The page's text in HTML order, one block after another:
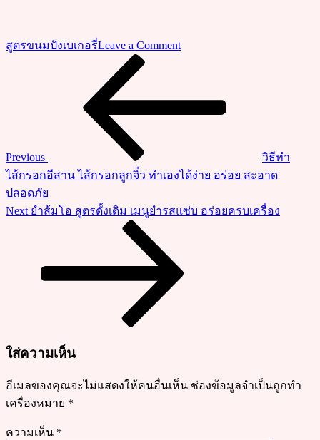
สูตรขนมปังเบเกอรี่Leave a Commenton
เตย
เค้ก
จ์
Previous
วิธีทำ
ไส้กรอกอีสาน ไส้กรอกลูกจิ๋ว ทำเองได้ง่าย อร่อย สะอาด
ปลอดภัย
Next
Post
Next ยำส้มโอ สูตรดั้งเดิม เมนูยำรสแซ่บ อร่อยครบเครื่อง
ใส่ความเห็น
อีเมลของคุณจะไม่แสดงให้คนอื่นเห็น ช่องข้อมูลจำเป็นถูกทำ
เครื่องหมาย *
ความเห็น *